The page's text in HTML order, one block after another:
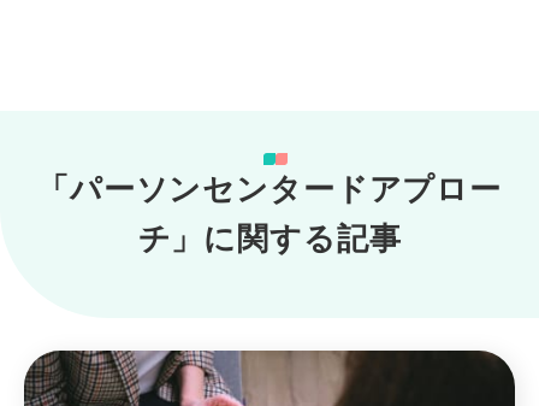
「パーソンセンタードアプロー
チ」に関する記事